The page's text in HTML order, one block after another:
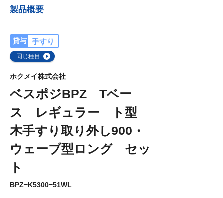
製品概要
貸与 手すり
同じ種目
ホクメイ株式会社
ベスポジBPZ Tベー
ス レギュラー ト型
木手すり取り外し900・
ウェーブ型ロング セッ
ト
BPZ−K5300−51WL